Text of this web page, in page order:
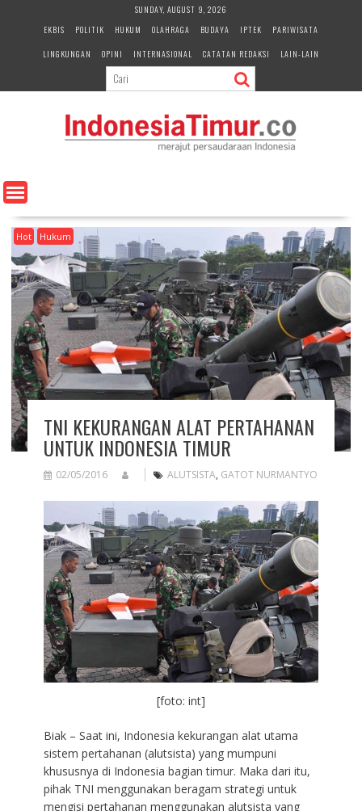
e
n
SUNDAY, AUGUST 9, 2026
EKBIS
POLITIK HUKUM OLAHRAGA BUDAYA IPTEK
PARIWISATA
LINGKUNGAN
OPINI INTERNASIONAL CATATAN REDAKSI LAIN-LAIN
Hot Hukum
TNI KEKURANGAN ALAT PERTAHANAN
UNTUK INDONESIA TIMUR
02/05/2016 ALUTSISTA, GATOT NURMANTYO
[foto: int]
Biak – Saat ini, Indonesia kekurangan alat utama
sistem pertahanan (alutsista) yang mumpuni
khususnya di Indonesia bagian timur. Maka dari itu,
pihak TNI menggunakan beragam strategi untuk
mengisi pertahanan menggunakan alutsista yang